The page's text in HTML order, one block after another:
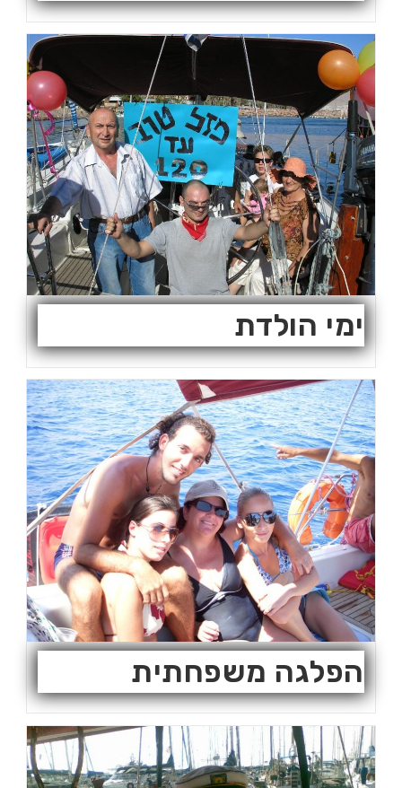
ימי הולדת
הפלגה משפחתית